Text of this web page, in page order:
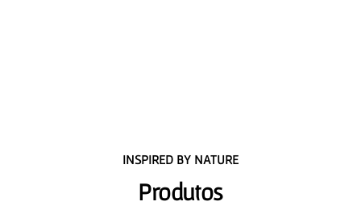
INSPIRED BY NATURE
Produtos